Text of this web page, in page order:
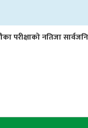
परीक्षाको नतिजा